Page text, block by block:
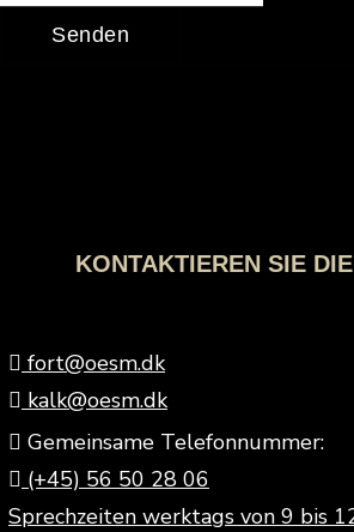
Senden
KONTAKTIEREN SIE
fort@oesm.dk
kalk@oesm.dk
Gemeinsame Telefonnummer:
(+45) 56 50 28 06
Sprechzeiten werktags von 9 bis